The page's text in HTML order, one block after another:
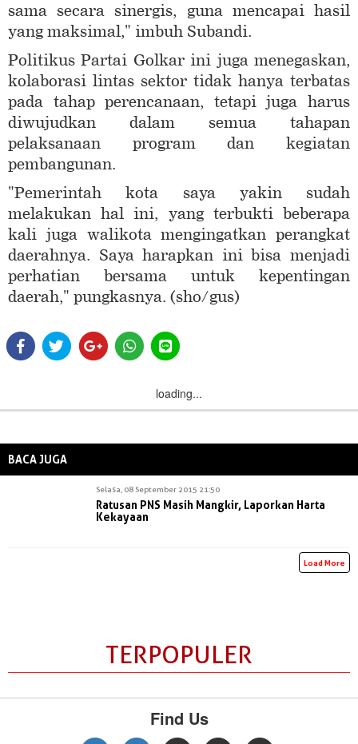
sama secara sinergis, guna mencapai hasil
yang maksimal," imbuh Subandi.
Politikus Partai Golkar ini juga menegaskan,
kolaborasi lintas sektor tidak hanya terbatas
pada tahap perencanaan, tetapi juga harus
diwujudkan dalam semua tahapan
pelaksanaan program dan kegiatan
pembangunan.
"Pemerintah kota saya yakin sudah
melakukan hal ini, yang terbukti beberapa
kali juga walikota mengingatkan perangkat
daerahnya. Saya harapkan ini bisa menjadi
perhatian bersama untuk kepentingan
daerah," pungkasnya. (sho/gus)
loading...
BACA JUGA
Selasa, 08 September 2015 21:50
Ratusan PNS Masih Mangkir, Laporkan Harta
Kekayaan
Load More
TERPOPULER
Find Us